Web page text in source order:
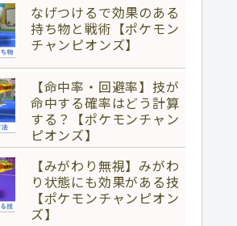
なげつけるで効果のある
持ち物と戦術【ポケモン
チャンピオンズ】
【命中率・回避率】技が
命中する確率はどう計算
する？【ポケモンチャン
ピオンズ】
【みがわり無視】みがわ
り状態にも効果がある技
【ポケモンチャンピオン
ズ】